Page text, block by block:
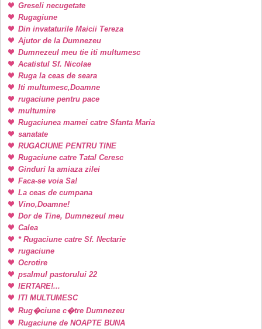
Greseli necugetate
Rugagiune
Din invataturile Maicii Tereza
Ajutor de la Dumnezeu
Dumnezeul meu tie iti multumesc
Acatistul Sf. Nicolae
Ruga la ceas de seara
Iti multumesc,Doamne
rugaciune pentru pace
multumire
Rugaciunea mamei catre Sfanta Maria
sanatate
RUGACIUNE PENTRU TINE
Rugaciune catre Tatal Ceresc
Ginduri la amiaza zilei
Faca-se voia Sa!
La ceas de cumpana
Vino,Doamne!
Dor de Tine, Dumnezeul meu
Calea
* Rugaciune catre Sf. Nectarie
rugaciune
Ocrotire
psalmul pastorului 22
IERTARE!...
ITI MULTUMESC
Rug�ciune c�tre Dumnezeu
Rugaciune de NOAPTE BUNA